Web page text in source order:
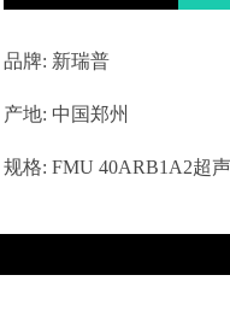
品牌: 新瑞普
产地: 中国郑州
规格: FMU 40ARB1A2超声波物